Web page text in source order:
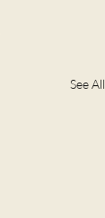
See All